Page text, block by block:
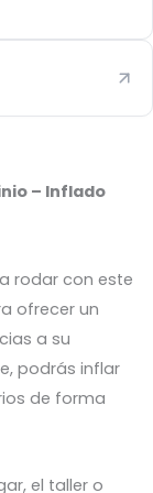
– Inflado
rodar con este
ofrecer un
a su
podrás inflar
de forma
el taller o